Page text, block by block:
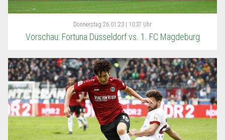
Donnerstag 26.01.23 | 10:37 Uhr
Vorschau: Fortuna Düsseldorf vs. 1. FC Magdeburg